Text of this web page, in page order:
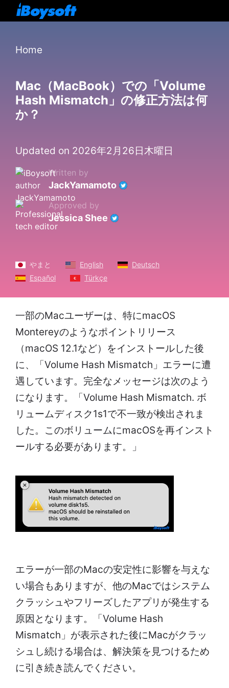
Home
Mac（MacBook）での「Volume
Hash Mismatch」の修正方法は何
か？
Updated on 2026年2月26日木曜日
Written by
JackYamamoto
Approved by
Jessica Shee
やまと English
Deutsch
Español
Türkçe
一部のMacユーザーは、特にmacOS
Montereyのようなポイントリリース
（macOS 12.1など）をインストールした後
に、「Volume Hash Mismatch」エラーに遭
遇しています。完全なメッセージは次のよう
になります。「Volume Hash Mismatch. ボ
リュームディスク1s1で不一致が検出されま
した。このボリュームにmacOSを再インスト
ールする必要があります。」
エラーが一部のMacの安定性に影響を与えな
い場合もありますが、他のMacではシステム
クラッシュやフリーズしたアプリが発生する
原因となります。「Volume Hash
Mismatch」が表示された後にMacがクラッ
シュし続ける場合は、解決策を見つけるため
に引き続き読んでください。